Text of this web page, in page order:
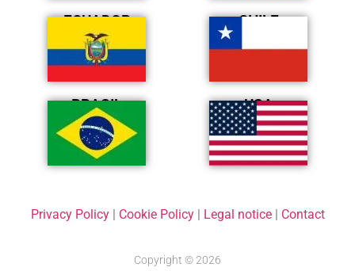
ECUADOR CHILE
BRASIL USA
Privacy Policy| Cookie Policy| Legal notice| Contact
Copyright © 2026